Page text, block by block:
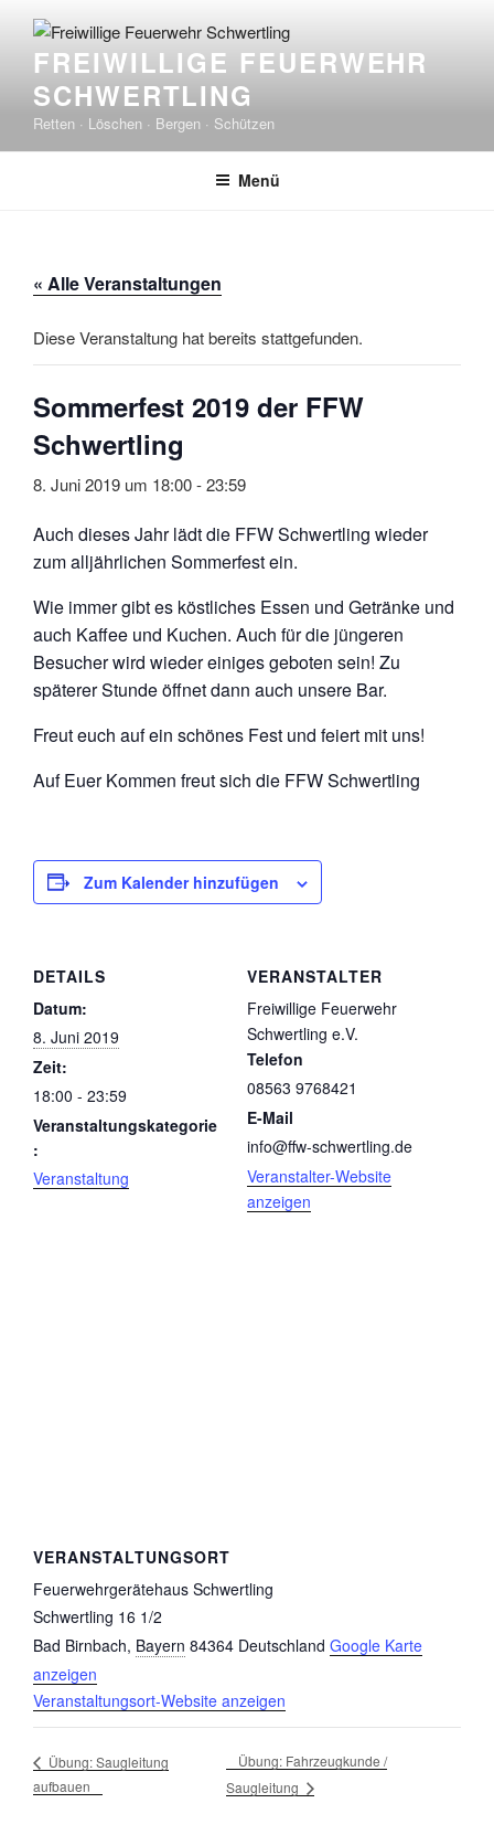
Inhalt
springenFREIWILLIGE FEUERWEHR
SCHWERTLING
Retten · Löschen · Bergen · Schützen
Menü
« Alle Veranstaltungen
Diese Veranstaltung hat bereits stattgefunden.
Sommerfest 2019 der FFW
Schwertling
8. Juni 2019 um 18:00-23:59
Auch dieses Jahr lädt die FFW Schwertling wieder
zum alljährlichen Sommerfest ein.
Wie immer gibt es köstliches Essen und Getränke und
auch Kaffee und Kuchen. Auch für die jüngeren
Besucher wird wieder einiges geboten sein! Zu
späterer Stunde öffnet dann auch unsere Bar.
Freut euch auf ein schönes Fest und feiert mit uns!
Auf Euer Kommen freut sich die FFW Schwertling
Zum Kalender hinzufügen
DETAILS
Datum:
8. Juni 2019
Zeit:
18:00 - 23:59
Veranstaltungskategorie
:
Veranstaltung
VERANSTALTER
Freiwillige Feuerwehr
Schwertling e.V.
Telefon
08563 9768421
E-Mail
info@ffw-schwertling.de
Veranstalter-Website
anzeigen
VERANSTALTUNGSORT
Feuerwehrgerätehaus Schwertling
Schwertling 16 1/2
Bad Birnbach, Bayern 84364 Deutschland Google Karte
anzeigen
Veranstaltungsort-Website anzeigen
Übung: Saugleitung
aufbauen
Übung: Fahrzeugkunde /
Saugleitung